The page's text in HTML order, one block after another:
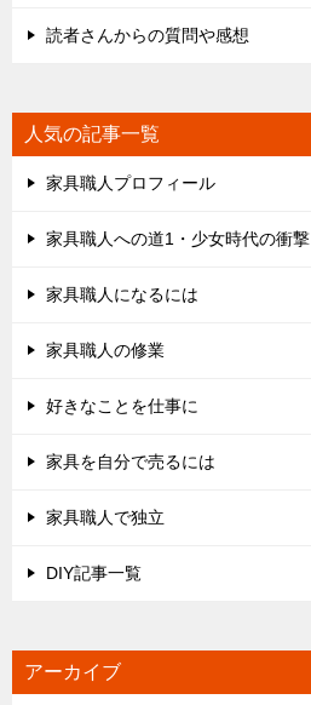
読者さんからの質問や感想
人気の記事一覧
家具職人プロフィール
家具職人への道1・少女時代の衝撃
家具職人になるには
家具職人の修業
好きなことを仕事に
家具を自分で売るには
家具職人で独立
DIY記事一覧
アーカイブ